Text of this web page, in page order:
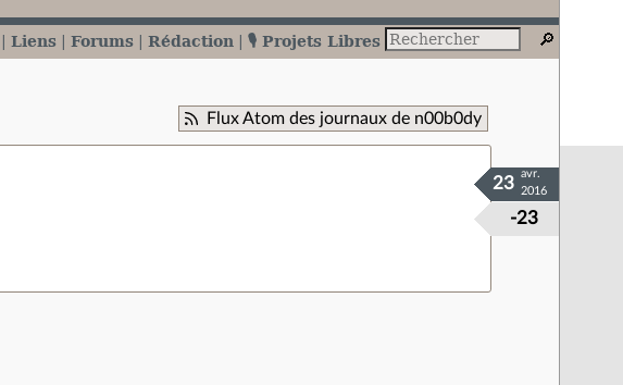
Liens Forums Rédaction 🎙️ Projets Libres
Flux Atom des journaux de n00b0dy
-23
23
avr.
2016